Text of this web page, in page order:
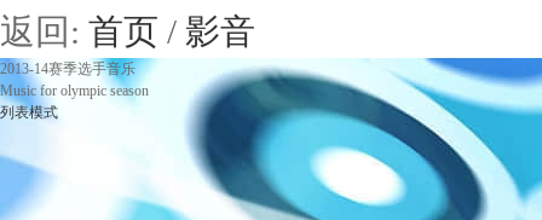
返回: 首页 / 影音
2013-14赛季选手音乐
Music for olympic season
列表模式